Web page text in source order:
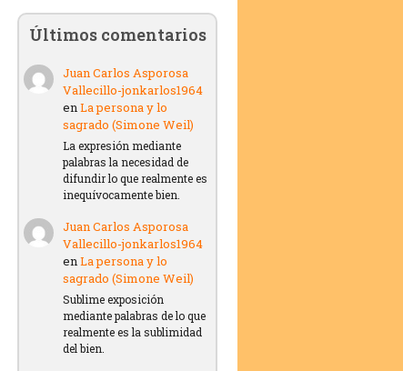
Últimos comentarios
Juan Carlos Asporosa
Vallecillo-jonkarlos1964
enLa persona y lo
sagrado (Simone Weil)
La expresión mediante
palabras la necesidad de
difundir lo que realmente es
inequívocamente bien.
Juan Carlos Asporosa
Vallecillo-jonkarlos1964
enLa persona y lo
sagrado (Simone Weil)
Sublime exposición
mediante palabras de lo que
realmente es la sublimidad
del bien.